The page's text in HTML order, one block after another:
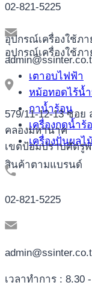
อุปกรณ์เครื่องใช้ภา
อุปกรณ์เครื่องใช้ภา
เตาอบไฟฟ้า
หม้อทอดไร้น้
กาน้ำร้อน
เครื่องกดน้ำร้
เครื่องปั่นผลไม้
สินค้าตามแบรนด์
02-821-5225
579/11-12-13 ซอย
คลองมหานาค
เขตป้อมปราบศัตรู
02-821-5225
เวลาทำการ : 8.30